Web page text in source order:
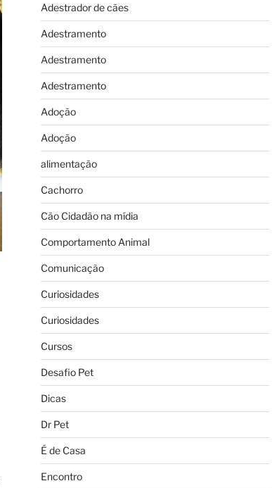
Adestrador de cães
Adestramento
Adestramento
Adestramento
Adoção
Adoção
alimentação
Cachorro
Cão Cidadão na mídia
Comportamento Animal
Comunicação
Curiosidades
Curiosidades
Cursos
Desafio Pet
Dicas
Dr Pet
É de Casa
Encontro